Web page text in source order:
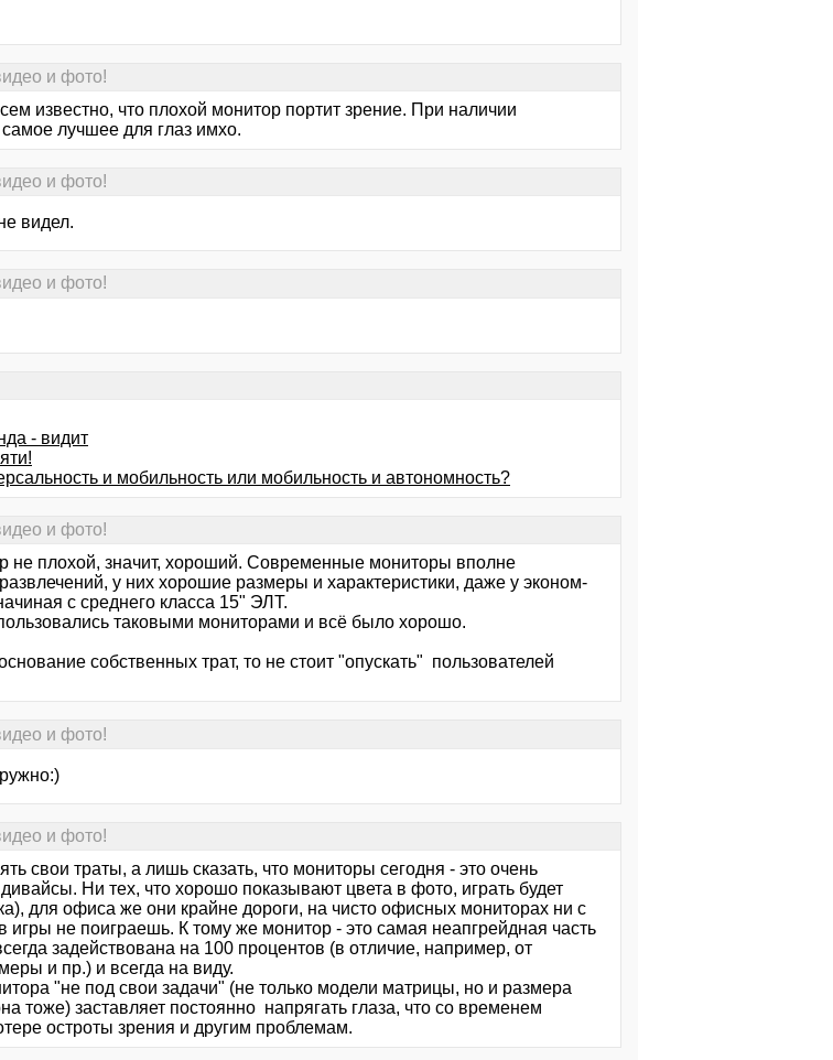
и фото!
известно, что плохой монитор портит зрение. При наличии
лучшее для глаз имхо.
и фото!
видел.
и фото!
- видит
и мобильность или мобильность и автономность?
и фото!
не плохой, значит, хороший. Современные мониторы вполне
у них хорошие размеры и характеристики, даже у эконом-
с среднего класса 15" ЭЛТ.
таковыми мониторами и всё было хорошо.
собственных трат, то не стоит "опускать" пользователей
и фото!
и фото!
свои траты, а лишь сказать, что мониторы сегодня - это очень
Ни тех, что хорошо показывают цвета в фото, играть будет
для офиса же они крайне дороги, на чисто офисных мониторах ни с
не поиграешь. К тому же монитор - это самая неапгрейдная часть
задействована на 100 процентов (в отличие, например, от
и пр.) и всегда на виду.
"не под свои задачи" (не только модели матрицы, но и размера
тоже) заставляет постоянно напрягать глаза, что со временем
остроты зрения и другим проблемам.